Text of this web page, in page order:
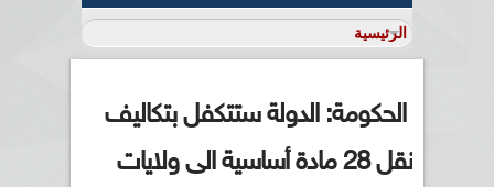
الحكومة: الدولة ستتكفل بتكاليف
نقل 28 مادة أساسية الى ولايات